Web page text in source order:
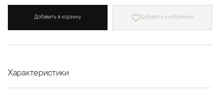
Добавить в корзину Добавить в избранное
Характеристики